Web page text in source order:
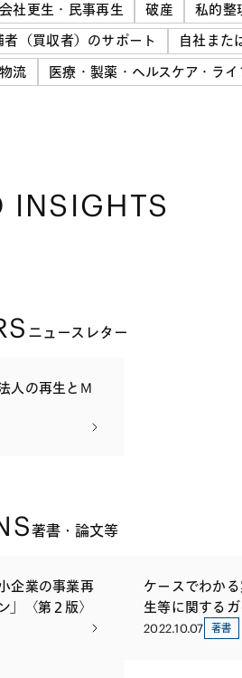
会社更生・民事再生 破産 私的整
（買収者）のサポート
自社また
流 医療・製薬・ヘルスケア・ライ
INSIGHTS
ニュースレター
人の再生とM
著書・論文等
企業の事業再
」〈第２版〉
ケースでわか
生等に関するガ
2022.10.07 著書